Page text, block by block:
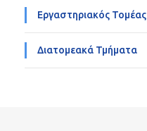
Εργαστηριακός Τομέας
Διατομεακά Τμήματα